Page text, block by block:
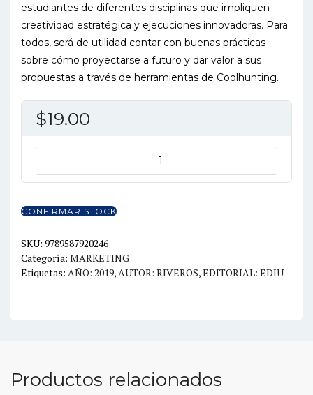
estudiantes de diferentes disciplinas que impliquen
creatividad estratégica y ejecuciones innovadoras. Para
todos, será de utilidad contar con buenas prácticas
sobre cómo proyectarse a futuro y dar valor a sus
propuestas a través de herramientas de Coolhunting.
$19.00
INNOVACION
LA
CACERIA
DEL
CONFIRMAR STOCK
SKU: 9789587920246
Categoría: MARKETING
Etiquetas: AÑO: 2019, AUTOR: RIVEROS,EDITORIAL: EDIU
Productos relacionados